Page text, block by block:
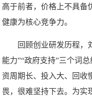
高于前者，价格上不具备
健康为核心竞争力。
回顾创业研发历程，
能力”“政府支持”三个词
资周期长、投入大、回收
畏，很难坚持下去。为实